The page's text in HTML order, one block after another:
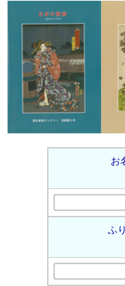
お
ふ